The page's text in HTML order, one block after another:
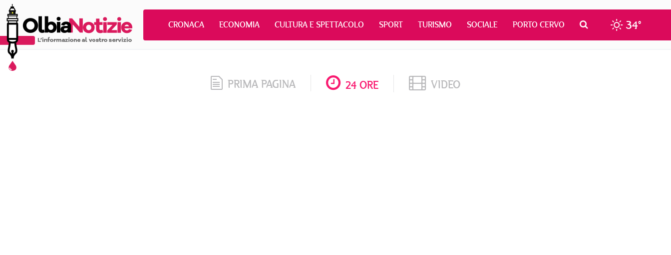
CRONACA ECONOMIA CULTURA E SPETTACOLO SPORT TURISMO SOCIALE PORTO CERVO 34°
PRIMA PAGINA 24 ORE VIDEO